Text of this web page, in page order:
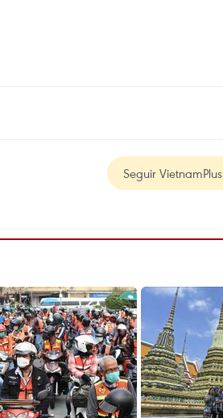
Seguir VietnamPlus